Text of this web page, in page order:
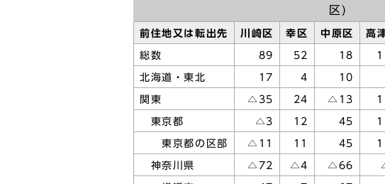
区)
前住地又は転出先 川崎区 幸区 中原区 高
総数 89 52 18
北海道・東北 17 4 10
関東 △35 24 △13
東京都 △3 12 45
東京都の区部 △11 11 45
神奈川県 △72 △4 △66